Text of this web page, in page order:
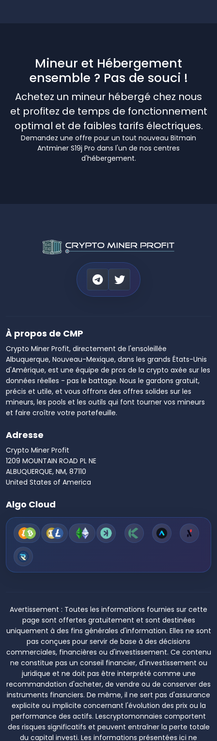
Mineur et Hébergement
ensemble ? Pas de souci !
Achetez un mineur hébergé chez nous
et profitez de temps de fonctionnement
optimal et de faibles tarifs électriques.
Demandez une offre pour un tout nouveau Bitmain
Antminer S19j Pro dans l'un de nos centres
d'hébergement.
À propos de CMP
Crypto Miner Profit, directement de l'ensoleillée
Albuquerque, Nouveau-Mexique, dans les grands États-Unis
d'Amérique, est une équipe de pros de la crypto axée sur les
données réelles - pas le battage. Nous le gardons gratuit,
précis et utile, et vous offrons des offres solides sur les
mineurs, les pools et les outils qui font tourner vos mineurs
et faire croître votre portefeuille.
Adresse
Crypto Miner Profit
1209 MOUNTAIN ROAD PL NE
ALBUQUERQUE, NM, 87110
United States of America
Algo Cloud
Avertissement : Toutes les informations fournies sur cette
page sont offertes gratuitement et sont destinées
uniquement à des fins générales d'information. Elles ne sont
pas conçues pour servir de base à des décisions
commerciales, financières ou d'investissement. Ce contenu
ne constitue pas un conseil financier, d'investissement ou
juridique et ne doit pas être interprété comme une
recommandation d'acheter, de vendre ou de conserver des
instruments financiers. De même, il ne sert pas d'assurance
explicite ou implicite concernant l'évolution des prix ou la
performance des actifs. Lescryptomonnaies comportent
des risques significatifs et peuvent entraîner la perte totale
du capital investi. Les informations présentées ici ne